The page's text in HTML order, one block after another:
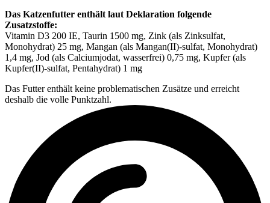
Das Katzenfutter enthält laut Deklaration folgende
Zusatzstoffe:
Vitamin D3 200 IE, Taurin 1500 mg, Zink (als Zinksulfat,
Monohydrat) 25 mg, Mangan (als Mangan(II)-sulfat, Monohydrat)
1,4 mg, Jod (als Calcium­jodat, wasserfrei) 0,75 mg, Kupfer (als
Kupfer(II)-sulfat, Pentahydrat) 1 mg
Das Futter enthält keine problematischen Zusätze und erreicht
deshalb die volle Punktzahl.